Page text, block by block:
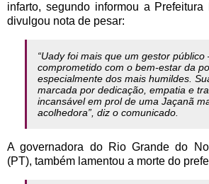
infarto, segundo informou a
divulgou nota de pesar:
“Uady foi mais que um gestor
comprometido com o bem-estar da
especialmente dos mais humildes.
marcada por dedicação, empatia e
incansável em prol de uma Jaçanã
acolhedora”, diz o comunicado.
A governadora do Rio Grande do
(PT), também lamentou a morte do